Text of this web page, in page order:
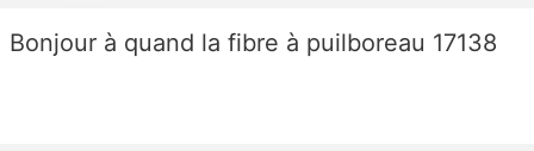
Bonjour à quand la fibre à puilboreau 17138